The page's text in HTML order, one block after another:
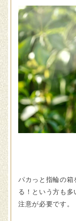
パカっと指輪の箱
る！という方も
注意が必要です。